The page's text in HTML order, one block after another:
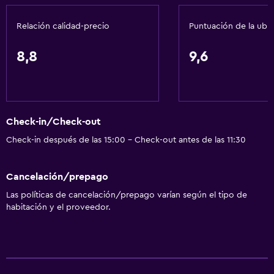
Relación calidad-precio
8,8
Puntuación de la
9,6
Check-in/Check-out
Check-in después de las 15:00 - Check-out antes de las 11:30
Cancelación/prepago
Las políticas de cancelación/prepago varían según el tipo de
habitación y el proveedor.